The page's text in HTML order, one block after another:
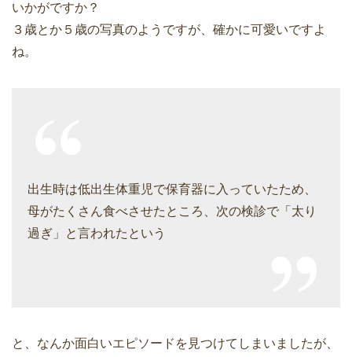
いかがですか？
３歳とか５歳の写真のようですが、確かに可愛いですよ
ね。
出生時は低出生体重児で保育器に入っていたため、
母がたくさん食べさせたところ、次の検診で「太り
過ぎ」と言われたという
と、なんか面白いエピソードを見つけてしまいましたが、